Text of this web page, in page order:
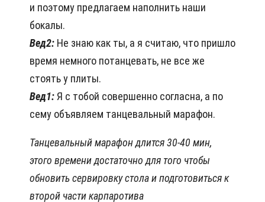
и поэтому предлагаем наполнить наши
бокалы.
Вед2: Не знаю как ты, а я считаю, что пришло
время немного потанцевать, не все же
стоять у плиты.
Вед1: Я с тобой совершенно согласна, а по
сему объявляем танцевальный марафон.
Танцевальный марафон длится 30-40 мин,
этого времени достаточно для того чтобы
обновить сервировку стола и подготовиться к
второй части карпаротива